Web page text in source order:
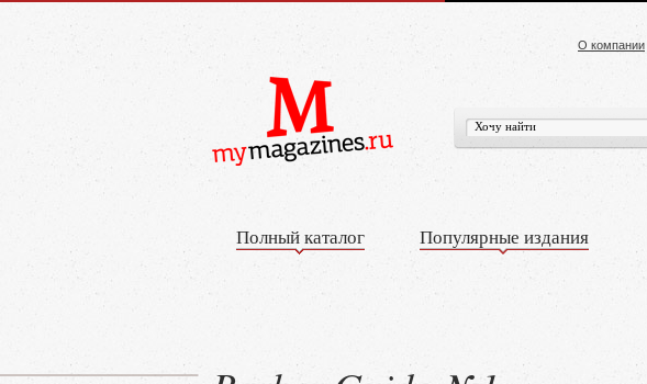
О компании
Полный каталог Популярные издания